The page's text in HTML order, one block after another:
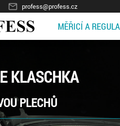
mail_outline profess@profess.cz
MĚŘICÍ A
KLASCHKA
PLECHŮ